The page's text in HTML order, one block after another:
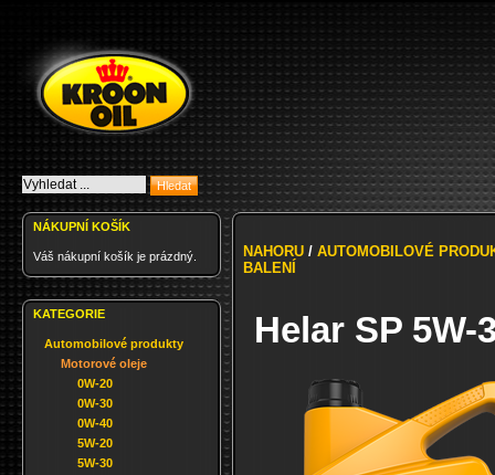
NÁKUPNÍ KOŠÍK
Váš nákupní košík je prázdný.
KATEGORIE
Automobilové produkty
Motorové oleje
0W-20
0W-30
0W-40
5W-20
5W-30
NAHORU / AUTOMOBILOVÉ
BALENÍ
Helar SP 5W-